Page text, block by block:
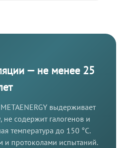
— не менее 25
выдерживает
не содержит галогенов и
температура до 150 °C.
и протоколами испытаний.